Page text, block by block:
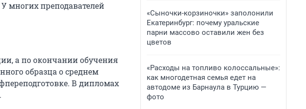
многих преподавателей
а по окончании обучения
образца о среднем
В дипломах
«Сыночки-корзиночки» заполонили
Екатеринбург: почему уральские
парни массово оставили жен без
цветов
«Расходы на топливо колоссальные»:
как многодетная семья едет на
автодоме из Барнаула в Турцию —
фото